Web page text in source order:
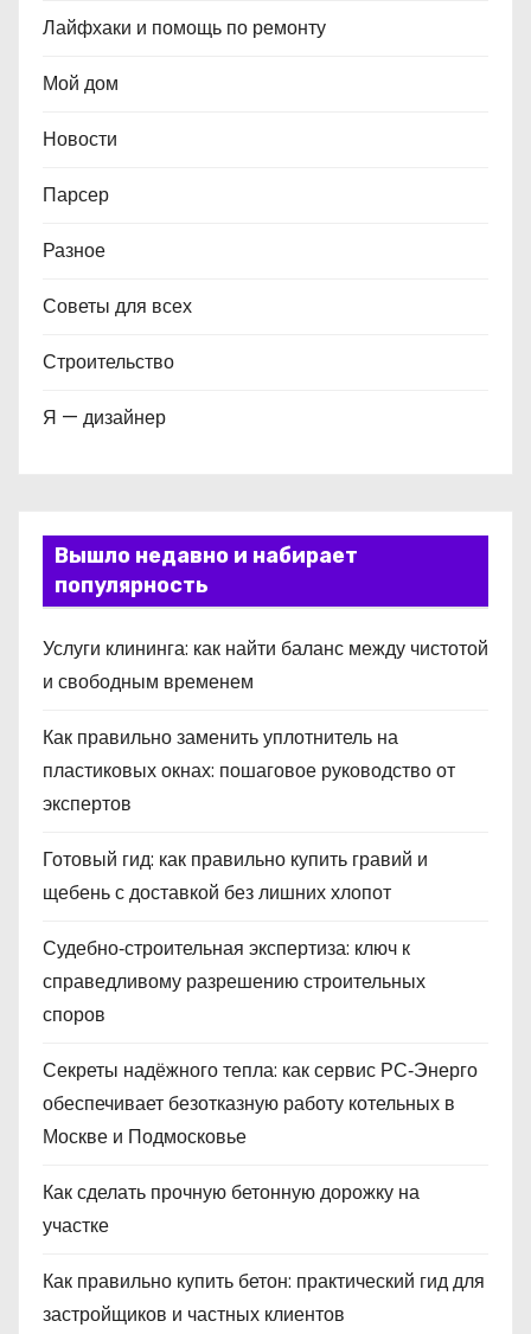
Лайфхаки и помощь по ремонту
Мой дом
Новости
Парсер
Разное
Советы для всех
Строительство
Я — дизайнер
Вышло недавно и набирает
популярность
Услуги клининга: как найти баланс между чистотой
и свободным временем
Как правильно заменить уплотнитель на
пластиковых окнах: пошаговое руководство от
экспертов
Готовый гид: как правильно купить гравий и
щебень с доставкой без лишних хлопот
Судебно‑строительная экспертиза: ключ к
справедливому разрешению строительных
споров
Секреты надёжного тепла: как сервис РС‑Энерго
обеспечивает безотказную работу котельных в
Москве и Подмосковье
Как сделать прочную бетонную дорожку на
участке
Как правильно купить бетон: практический гид для
застройщиков и частных клиентов